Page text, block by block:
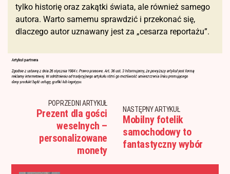
tylko historię oraz zakątki świata, ale również samego
autora. Warto samemu sprawdzić i przekonać się,
dlaczego autor uznawany jest za „cesarza reportażu”.
POPRZEDNI ARTYKUŁ
Prezent dla gości
weselnych –
personalizowane
monety
NASTĘPNY ARTYKUŁ
Mobilny fotelik
samochodowy to
fantastyczny wybór